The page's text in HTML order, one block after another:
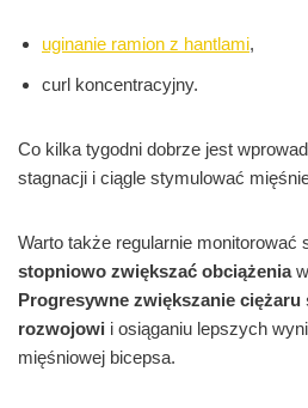
uginanie ramion z hantlami,
curl koncentracyjny.
Co kilka tygodni dobrze jest
stagnacji i ciągle stymulować
Warto także regularnie monitorować
stopniowo zwiększać obciążenia
Progresywne zwiększanie
rozwojowi i osiąganiu lepszych
mięśniowej bicepsa.